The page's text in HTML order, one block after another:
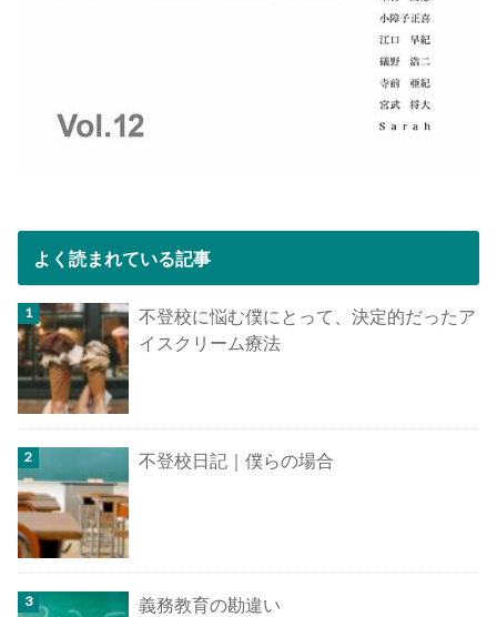
よく読まれている記事
不登校に悩む僕にとって、決定的だったア
イスクリーム療法
不登校日記｜僕らの場合
義務教育の勘違い